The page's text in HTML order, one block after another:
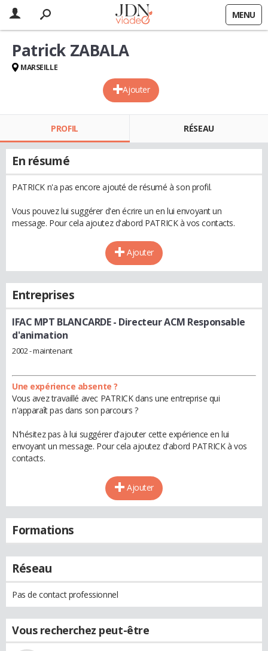
MENU
Ajouter
Patrick ZABALA
MARSEILLE
PROFIL RÉSEAU
En résumé
PATRICK n'a pas encore ajouté de résumé à son profil.
Vous pouvez lui suggérer d'en écrire un en lui envoyant un
message. Pour cela ajoutez d'abord PATRICK à vos contacts.
Ajouter
Entreprises
IFAC MPT BLANCARDE- Directeur ACM Responsable
d'animation
2002 - maintenant
Une expérience absente ?
Vous avez travaillé avec PATRICK dans une entreprise qui
n'apparaît pas dans son parcours ?
N'hésitez pas à lui suggérer d'ajouter cette expérience en lui
envoyant un message. Pour cela ajoutez d'abord PATRICK à vos
contacts.
Ajouter
Formations
Réseau
Pas de contact professionnel
Vous recherchez peut-être